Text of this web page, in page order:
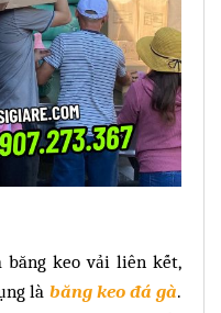
băng keo vải liên kết,
là băng keo đá gà.